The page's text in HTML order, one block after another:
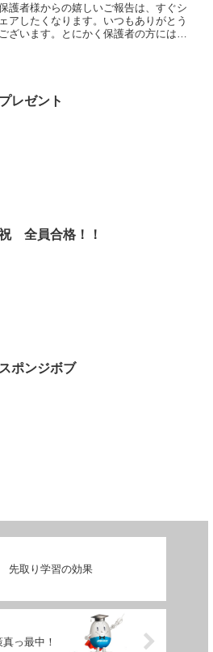
護者様からの嬉しいご報告は、すぐシ
ェアしたくなります。いつもありがとう
ございます。とにかく保護者の方には、
プレゼント
全員合格！！
スポンジボブ
先取り学習の効果
っ最中！